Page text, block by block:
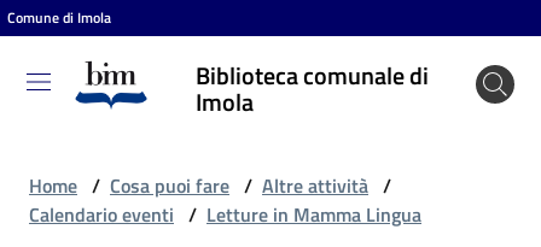
Vai al contenuto
Vai alla navigazione
Vai al footer
Comune di Imola
Biblioteca comunale di
Imola
Biblioteca
comunale
Home / Cosa puoi fare / Altre attività /
Calendario eventi / Letture in Mamma Lingua